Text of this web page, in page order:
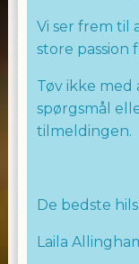
Vi ser frem til
store passion
Tøv ikke med
spørgsmål
tilmeldingen.
De bedste
Laila